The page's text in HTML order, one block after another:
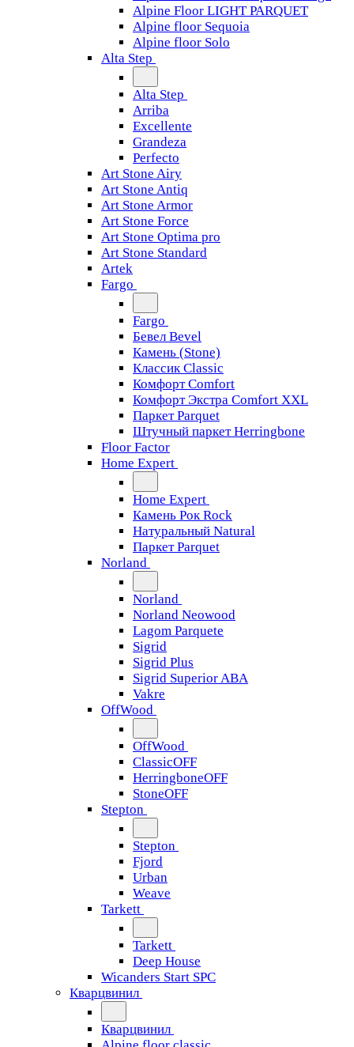
Alpine Floor LIGHT PARQUET
Alpine floor Sequoia
Alpine floor Solo
Alta Step
Alta Step
Arriba
Excellente
Grandeza
Perfecto
Art Stone Airy
Art Stone Antiq
Art Stone Armor
Art Stone Force
Art Stone Optima pro
Art Stone Standard
Artek
Fargo
Fargo
Бевел Bevel
Камень (Stone)
Классик Classic
Комфорт Comfort
Комфорт Экстра Comfort XXL
Паркет Parquet
Штучный паркет Herringbone
Floor Factor
Home Expert
Home Expert
Камень Рок Rock
Натуральный Natural
Паркет Parquet
Norland
Norland
Norland Neowood
Lagom Parquete
Sigrid
Sigrid Plus
Sigrid Superior ABA
Vakre
OffWood
OffWood
ClassicOFF
HerringboneOFF
StoneOFF
Stepton
Stepton
Fjord
Urban
Weave
Tarkett
Tarkett
Deep House
Wicanders Start SPC
Кварцвинил
Кварцвинил